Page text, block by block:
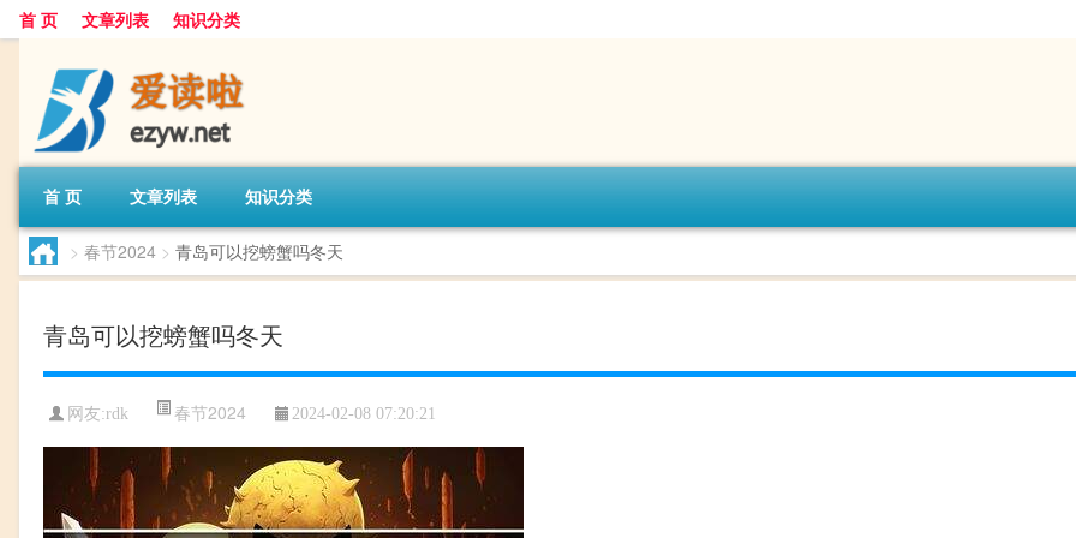
首 页 文章列表 知识分类
首 页 文章列表 知识分类
> 春节2024 > 青岛可以挖螃蟹吗冬天
青岛可以挖螃蟹吗冬天
网友:rdk 春节2024 2024-02-08 07:20:21